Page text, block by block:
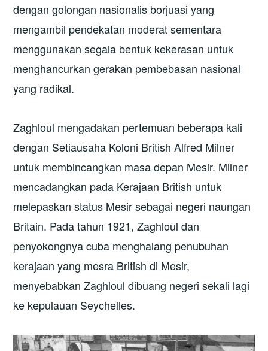
dengan golongan nasionalis borjuasi yang
mengambil pendekatan moderat sementara
menggunakan segala bentuk kekerasan untuk
menghancurkan gerakan pembebasan nasional
yang radikal.
Zaghloul mengadakan pertemuan beberapa kali
dengan Setiausaha Koloni British Alfred Milner
untuk membincangkan masa depan Mesir. Milner
mencadangkan pada Kerajaan British untuk
melepaskan status Mesir sebagai negeri naungan
Britain. Pada tahun 1921, Zaghloul dan
penyokongnya cuba menghalang penubuhan
kerajaan yang mesra British di Mesir,
menyebabkan Zaghloul dibuang negeri sekali lagi
ke kepulauan Seychelles.